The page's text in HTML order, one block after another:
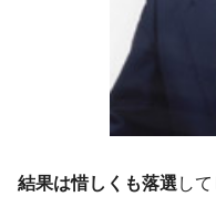
結果は惜しくも落選し